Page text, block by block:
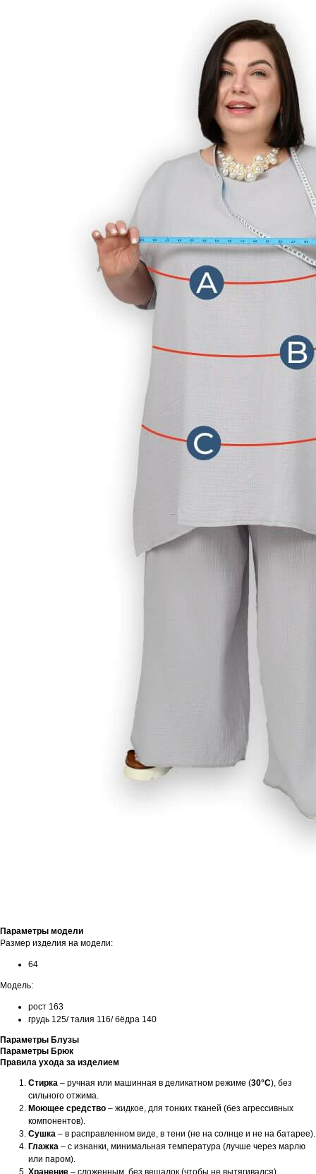
Параметры модели
Размер изделия на модели:
64
Модель:
рост 163
грудь 125/ талия 116/ бёдра 140
Параметры Блузы
Параметры Брюк
Правила ухода за изделием
Стирка – ручная или машинная в деликатном режиме (30°C), без
сильного отжима.
Моющее средство – жидкое, для тонких тканей (без агрессивных
компонентов).
Сушка – в расправленном виде, в тени (не на солнце и не на батарее).
Глажка – с изнанки, минимальная температура (лучше через марлю
или паром).